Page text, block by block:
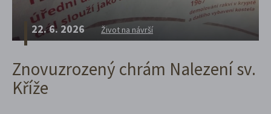
22. 6. 2026 Život na návrší
Znovuzrozený chrám Nalezení sv.
Kříže